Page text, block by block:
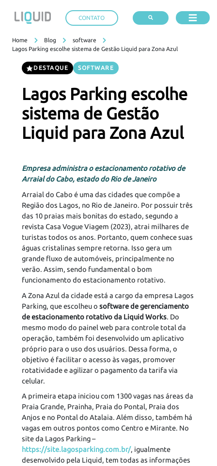
CONTATO
Home Blog
software
Lagos Parking escolhe sistema de Gestão Liquid para Zona Azul
DESTAQUE SOFTWARE
Lagos Parking escolhe
sistema de Gestão
Liquid para Zona Azul
Empresa administra o estacionamento rotativo de
Arraial do Cabo, estado do Rio de Janeiro
Arraial do Cabo é uma das cidades que compõe a
Região dos Lagos, no Rio de Janeiro. Por possuir três
das 10 praias mais bonitas do estado, segundo a
revista Casa Vogue Viagem (2023), atrai milhares de
turistas todos os anos. Portanto, quem conhece suas
águas cristalinas sempre retorna. Isso gera um
grande fluxo de automóveis, principalmente no
verão. Assim, sendo fundamental o bom
funcionamento do estacionamento rotativo.
A Zona Azul da cidade está a cargo da empresa Lagos
Parking, que escolheu o software de gerenciamento
de estacionamento rotativo da Liquid Works. Do
mesmo modo do painel web para controle total da
operação, também foi desenvolvido um aplicativo
próprio para o uso dos usuários. Dessa forma, o
objetivo é facilitar o acesso às vagas, promover
rotatividade e agilizar o pagamento da tarifa via
celular.
A primeira etapa iniciou com 1300 vagas nas áreas da
Praia Grande, Prainha, Praia do Pontal, Praia dos
Anjos e no Pontal do Atalaia. Além disso, também há
vagas em outros pontos como Centro e Mirante. No
site da Lagos Parking –
https://site.lagosparking.com.br/, igualmente
desenvolvido pela Liquid, tem todas as informações